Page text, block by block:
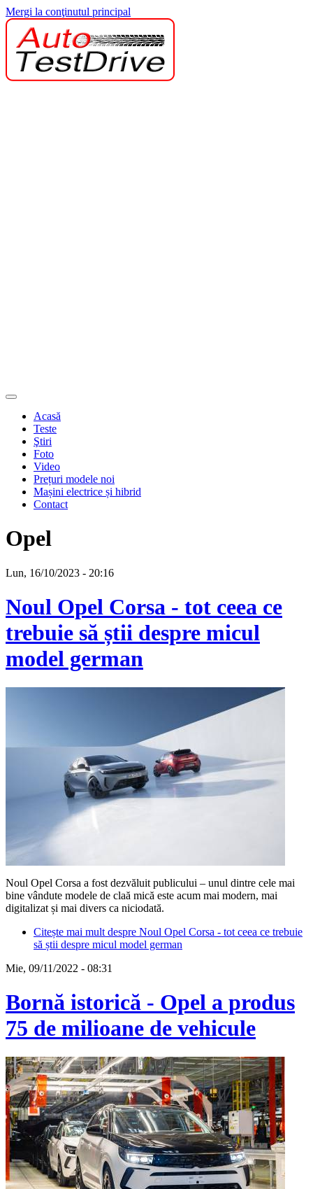
Mergi la conţinutul principal
Acasă
Teste
Ştiri
Foto
Video
Prețuri modele noi
Mașini electrice și hibrid
Contact
Opel
Lun, 16/10/2023 - 20:16
Noul Opel Corsa - tot ceea ce
trebuie să știi despre micul
model german
Noul Opel Corsa a fost dezvăluit publicului – unul dintre cele mai
bine vândute modele de claă mică este acum mai modern, mai
digitalizat și mai divers ca niciodată.
Citește mai mult despre Noul Opel Corsa - tot ceea ce trebuie
să știi despre micul model german
Mie, 09/11/2022 - 08:31
Bornă istorică - Opel a produs
75 de milioane de vehicule